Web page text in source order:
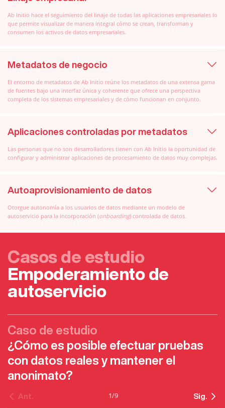
Ab Initio hace el seguimiento del linaje de todas las aplicaciones empresariales lo
que permite visualizar de manera integral cómo se crean, transforman y
consumen los activos de datos empresariales.
Metadatos de negocio
El entorno de metadatos de Ab Initio reúne los metadatos de una extensa gama
de fuentes bajo una interfaz única y coherente que ofrece una perspectiva
completa de los sistemas empresariales y de cómo funcionan en conjunto.
Aplicaciones controladas por metadatos
Las personas que no son desarrolladores tienen con Ab Initio la oportunidad de
configurar y administrar aplicaciones de procesamiento de datos muy complejas.
Autoaprovisionamiento de datos
Otorgue autonomía a los usuarios de datos mediante un modelo de
autoservicio para la incorporación (onboarding) controlada de datos.
Casos de estudio
Empoderamiento de
autoservicio
Caso de estudio
¿Cómo es posible efectuar pruebas
con datos reales y mantener el
anonimato?
Ant. 1/9 Sig.